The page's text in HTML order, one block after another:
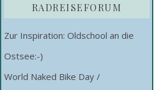
RADREISEFORUM
Zur Inspiration: Oldschool an die
Ostsee:-)
World Naked Bike Day /